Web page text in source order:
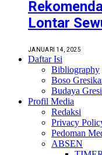
Lontar
JANUARI 14, 2025
Daftar Isi
Bibliography
Boso
Budaya
Profil Media
Redaksi
Privacy
Pedoman
ABSEN